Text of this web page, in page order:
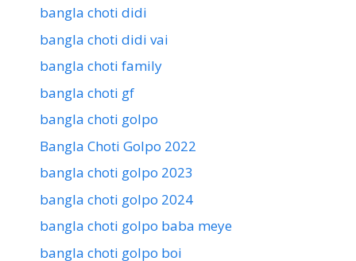
bangla choti didi
bangla choti didi vai
bangla choti family
bangla choti gf
bangla choti golpo
Bangla Choti Golpo 2022
bangla choti golpo 2023
bangla choti golpo 2024
bangla choti golpo baba meye
bangla choti golpo boi